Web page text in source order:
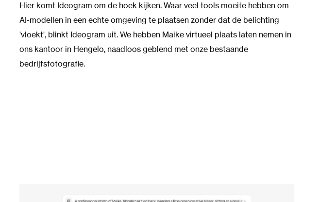
Hier komt Ideogram om de hoek kijken. Waar veel tools moeite hebben om
AI-modellen in een echte omgeving te plaatsen zonder dat de belichting
'vloekt', blinkt Ideogram uit. We hebben Maike virtueel plaats laten nemen in
ons kantoor in Hengelo, naadloos geblend met onze bestaande
bedrijfsfotografie.